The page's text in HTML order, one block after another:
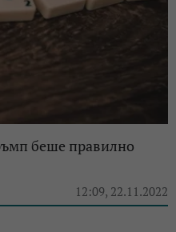
беше правилно
12:09, 22.11.2022